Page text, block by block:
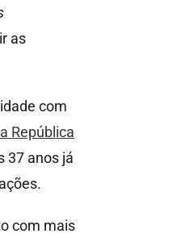
as
com
República
37 anos já
com mais